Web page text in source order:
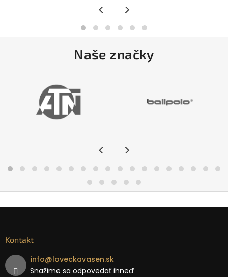
< >
Naše značky
< >
Kontakt
info@loveckavasen.sk
Snažíme sa odpovedať ihneď